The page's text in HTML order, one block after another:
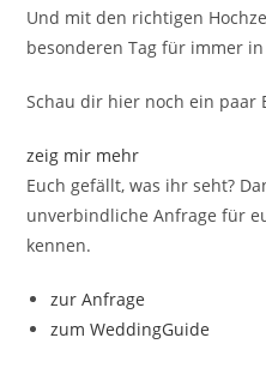
Und mit den richtigen
besonderen Tag für immer
Schau dir hier noch ein paar
zeig mir mehr
Euch gefällt, was ihr seht?
unverbindliche Anfrage für
kennen.
zur Anfrage
zum WeddingGuide